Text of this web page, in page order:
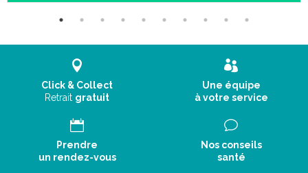
Click & Collect
Retrait gratuit
Une équipe
à votre service
Prendre
un rendez-vous
Nos conseils
santé